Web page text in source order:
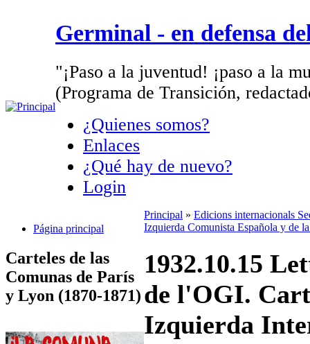
Germinal - en defensa
"¡Paso a la juventud! ¡paso a la
(Programa de Transición,
¿Quienes somos?
Enlaces
¿Qué hay de nuevo?
Login
Página principal
Carteles de las
Comunas de París
y Lyon (1870-1871)
Principal » Edicions internacionals
Izquierda Comunista Española y de
1932.10.15
de l'OGI.
Izquierda